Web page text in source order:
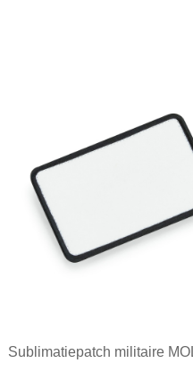
Sublimatiepatch militaire